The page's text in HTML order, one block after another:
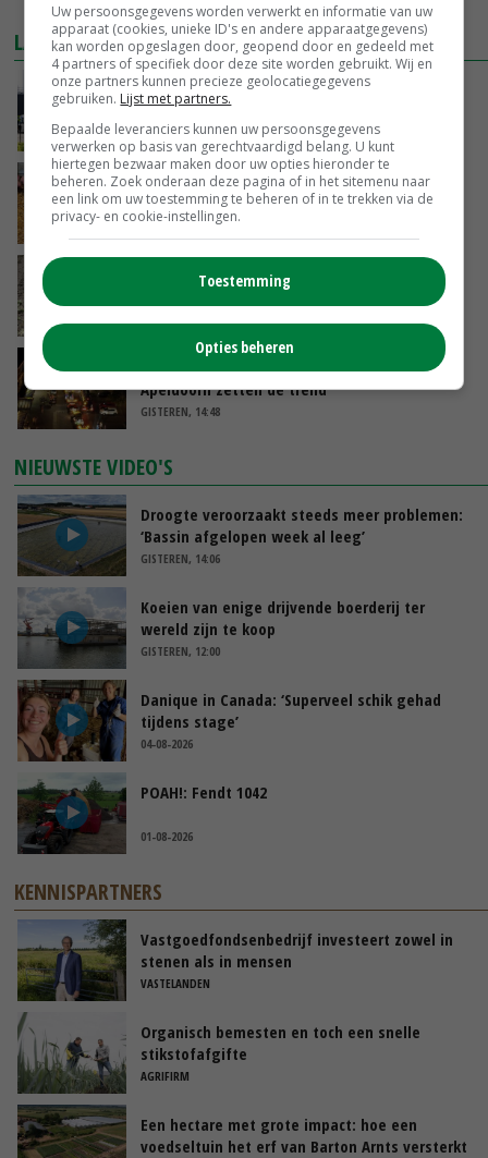
LAATSTE NIEUWS
Gemiddelde Europese melkprijs daalt licht in
juni
GISTEREN, 17:04
Frans onderzoekcentrum bestrijkt hele
varkensvleesketen
GISTEREN, 15:29
Emmeloord noteert eerste zaaiuien op
Spontane boerenacties in Twente en
Apeldoorn zetten de trend
GISTEREN, 14:48
NIEUWSTE VIDEO'S
Droogte veroorzaakt steeds meer problemen:
‘Bassin afgelopen week al leeg’
GISTEREN, 14:06
Koeien van enige drijvende boerderij ter
wereld zijn te koop
GISTEREN, 12:00
Danique in Canada: ‘Superveel schik gehad
tijdens stage’
04-08-2026
POAH!: Fendt 1042
01-08-2026
KENNISPARTNERS
Vastgoedfondsenbedrijf investeert zowel in
stenen als in mensen
VASTELANDEN
Organisch bemesten en toch een snelle
stikstofafgifte
AGRIFIRM
Een hectare met grote impact: hoe een
voedseltuin het erf van Barton Arnts versterkt
Uw persoonsgegevens worden verwerkt en informatie van uw
apparaat (cookies, unieke ID's en andere apparaatgegevens)
kan worden opgeslagen door, geopend door en gedeeld met
4 partners of specifiek door deze site worden gebruikt. Wij en
onze partners kunnen precieze geolocatiegegevens
gebruiken. Lijst met partners.
Bepaalde leveranciers kunnen uw persoonsgegevens
verwerken op basis van gerechtvaardigd belang. U kunt
hiertegen bezwaar maken door uw opties hieronder te
beheren. Zoek onderaan deze pagina of in het sitemenu naar
een link om uw toestemming te beheren of in te trekken via de
privacy- en cookie-instellingen.
Toestemming
Opties beheren